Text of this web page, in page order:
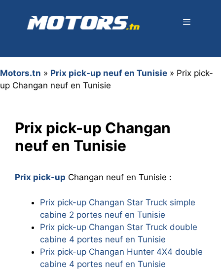
contenu
Motors.tn » Prix pick-up neuf en Tunisie » Prix pick-
up Changan neuf en Tunisie
Prix pick-up Changan
neuf en Tunisie
Prix pick-up Changan neuf en Tunisie :
Prix pick-up Changan Star Truck simple
cabine 2 portes neuf en Tunisie
Prix pick-up Changan Star Truck double
cabine 4 portes neuf en Tunisie
Prix pick-up Changan Hunter 4X4 double
cabine 4 portes neuf en Tunisie